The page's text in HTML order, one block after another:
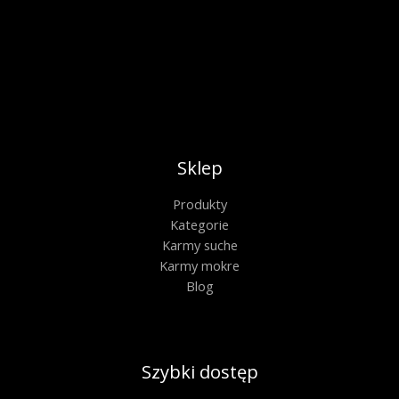
Sklep
Produkty
Kategorie
Karmy suche
Karmy mokre
Blog
Szybki dostęp